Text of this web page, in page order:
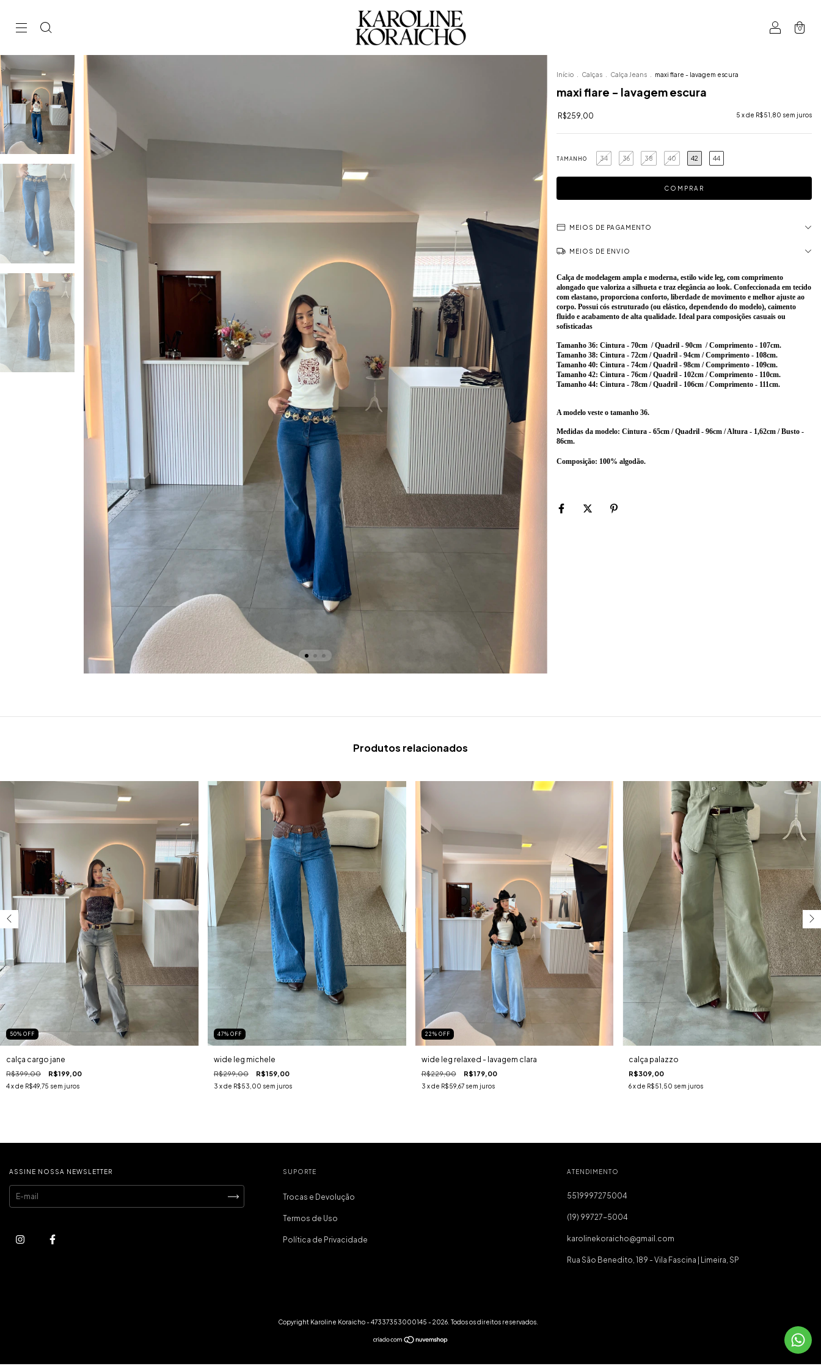
0
Início Calças Calça Jeans maxi flare - lavagem escura
maxi flare - lavagem escura
R$259,00 5 x de R$51,80 sem juros
TAMANHO 34 36 38 40 42 44
MEIOS DE PAGAMENTO
MEIOS DE ENVIO
Calça de modelagem ampla e moderna, estilo wide leg, com comprimento
alongado que valoriza a silhueta e traz elegância ao look. Confeccionada em tecido
com elastano, proporciona conforto, liberdade de movimento e melhor ajuste ao
corpo. Possui cós estruturado (ou elástico, dependendo do modelo), caimento
fluido e acabamento de alta qualidade. Ideal para composições casuais ou
sofisticadas
Tamanho 36: Cintura - 70cm / Quadril - 90cm / Comprimento - 107cm.
Tamanho 38: Cintura - 72cm / Quadril - 94cm / Comprimento - 108cm.
Tamanho 40: Cintura - 74cm / Quadril - 98cm / Comprimento - 109cm.
Tamanho 42: Cintura - 76cm / Quadril - 102cm / Comprimento - 110cm.
Tamanho 44: Cintura - 78cm / Quadril - 106cm / Comprimento - 111cm.
A modelo veste o tamanho 36.
Medidas da modelo: Cintura - 65cm / Quadril - 96cm / Altura - 1,62cm / Busto -
86cm.
Composição: 100% algodão.
Produtos relacionados
50% OFF
calça cargo jane
R$399,00 R$199,00
4x de R$49,75 sem juros
47% OFF
wide leg michele
R$299,00 R$159,00
3 x de R$53,00 sem juros
22 % OFF
wide leg relaxed - lavagem clara
R$229,00 R$179,00
3 x de R$59,67 sem juros
calça palazzo
R$309,00
6x de R$51,50 sem juros
ASSINE NOSSA NEWSLETTER SUPORTE
Trocas e Devolução
Termos de Uso
Política de Privacidade
ATENDIMENTO
5519997275004
(19) 99727-5004
karolinekoraicho@gmail.com
Rua São Benedito, 189 - Vila Fascina | Limeira, SP
Copyright Karoline Koraicho - 47337353000145 - 2026. Todos os direitos reservados.